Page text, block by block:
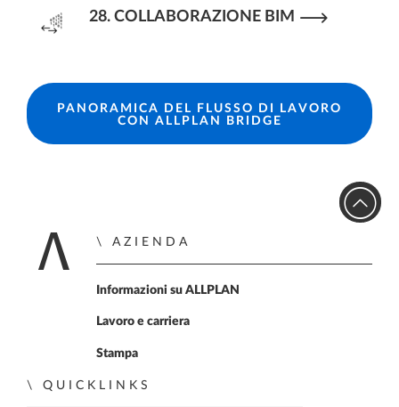
28. COLLABORAZIONE BIM
PANORAMICA DEL FLUSSO DI LAVORO
CON ALLPLAN BRIDGE
Home
AZIENDA
Informazioni su ALLPLAN
Lavoro e carriera
Stampa
QUICKLINKS